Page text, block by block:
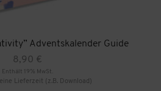
Adventskalender Guide
8,90 €
Enthält 19% MwSt.
Lieferzeit (z.B. Download)